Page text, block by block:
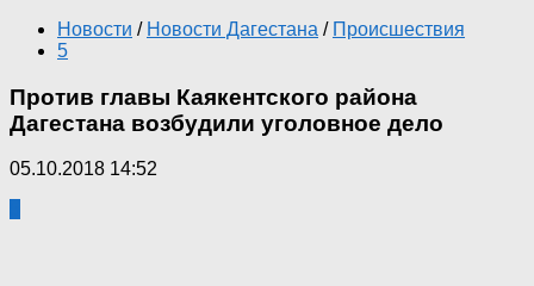
Новости / Новости Дагестана / Происшествия
5
Против главы Каякентского района
Дагестана возбудили уголовное дело
05.10.2018 14:52